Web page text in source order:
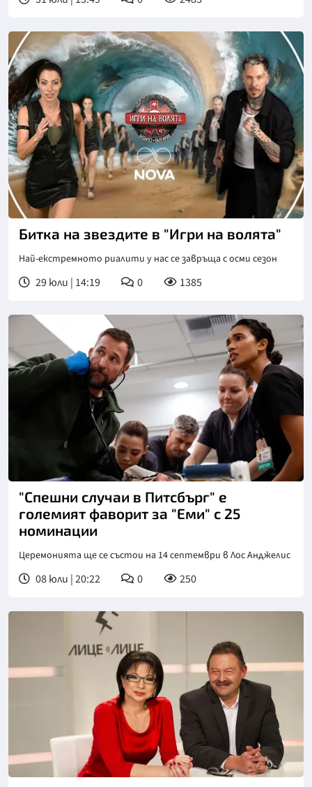
Снимка: NOVA
Битка на звездите в "Игри на волята"
Най-екстремното риалити у нас се завръща с осми сезон
29 юли | 14:19 0 1385
"Спешни случаи в Питсбърг" е
големият фаворит за "Еми" с 25
номинации
Церемонията ще се състои на 14 септември в Лос Анджелис
08 юли | 20:22 0 250